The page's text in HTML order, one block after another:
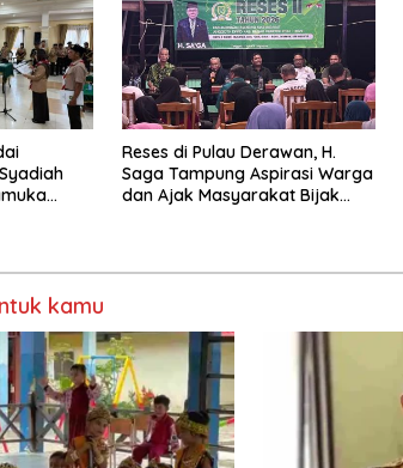
Reses di Pulau Derawan, H.
Saga Tampung Aspirasi Warga
dan Ajak Masyarakat Bijak
kamu